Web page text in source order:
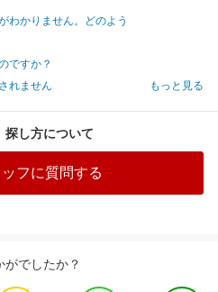
わかりません。どのよう
ですか？
れません
もっと見る
探し方について
フに質問する
がでしたか？